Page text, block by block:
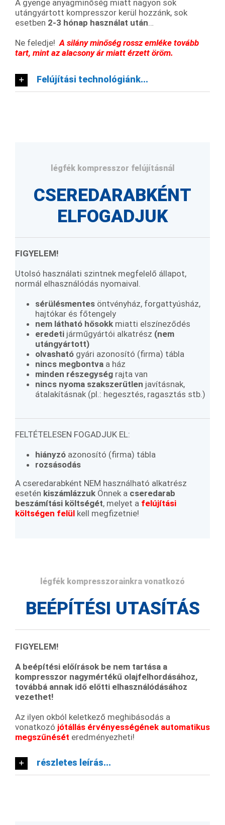
A gyenge anyagminőség miatt nagyon sok
utángyártott kompresszor kerül hozzánk, sok
esetben 2-3 hónap használat után…
Ne feledje!A silány minőség rossz emléke tovább
tart, mint az alacsony ár miatt érzett öröm.
Felújítási technológiánk...
légfék kompresszor felújításnál
CSEREDARABKÉNT
ELFOGADJUK
FIGYELEM!
Utolsó használati szintnek megfelelő állapot,
normál elhasználódás nyomaival.
sérülésmentes öntvényház, forgattyúsház,
hajtókar és főtengely
nem látható hősokk miatti elszíneződés
eredeti járműgyártói alkatrész (nem
utángyártott)
olvasható gyári azonosító (firma) tábla
nincs megbontva a ház
minden részegység rajta van
nincs nyoma szakszerűtlen javításnak,
átalakításnak (pl.: hegesztés, ragasztás stb.)
FELTÉTELESEN FOGADJUK EL:
hiányzó azonosító (firma) tábla
rozsásodás
A cseredarabként NEM használható alkatrész
esetén kiszámlázzuk Önnek a cseredarab
beszámítási költségét, melyet a felújítási
költségen felül kell megfizetnie!
légfék kompresszorainkra vonatkozó
BEÉPÍTÉSI UTASÍTÁS
FIGYELEM!
A beépítési előírások be nem tartása a
kompresszor nagymértékű olajfelhordásához,
továbbá annak idő előtti elhasználódásához
vezethet!
Az ilyen okból keletkező meghibásodás a
vonatkozó jótállás érvényességének automatikus
megszűnését eredményezheti!
részletes leírás...